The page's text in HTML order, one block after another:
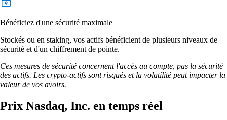
Bénéficiez d'une sécurité maximale
Stockés ou en staking, vos actifs bénéficient de plusieurs niveaux de
sécurité et d'un chiffrement de pointe.
Ces mesures de sécurité concernent l'accès au compte, pas la sécurité
des actifs. Les crypto-actifs sont risqués et la volatilité peut impacter la
valeur de vos avoirs.
Prix Nasdaq, Inc. en temps réel